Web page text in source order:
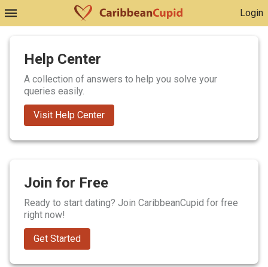
Login
Help Center
A collection of answers to help you solve your
queries easily.
Visit Help Center
Join for Free
Ready to start dating? Join CaribbeanCupid for free
right now!
Get Started